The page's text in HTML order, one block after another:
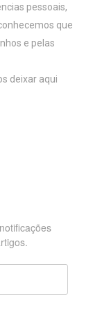
pessoais,
que
e pelas
deixar aqui